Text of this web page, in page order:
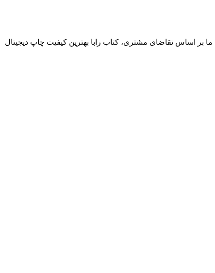
بر اساس تقاضای مشتری، کتاب رابا بهترین کیفیت چاپ دیجیتال